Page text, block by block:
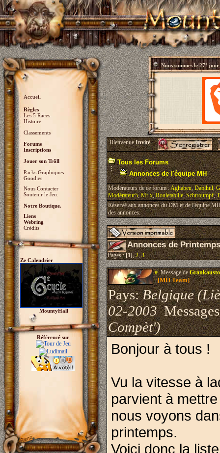
Accueil
Règles
Les 5 Races
Histoire
Classements
Forums
Inscriptions
Jouer son Trõll
Packs Graphiques
Goodies
Nous Contacter
Soutenir le Jeu.
Notre Boutique.
Liens
Webring
Crédits
Ze Calendrier
MountyHall
Référencé sur
Nous sommes le27° jour
BienvenueInvité
Tous les Forums
Annonces de l'équipe MH
Modérateurs de ce forum :Aghabeu,Dabihul,
Modérateur5,Mr x,Rouletabille,Schtroumpf,
Réservé aux annonces du DM et de l'équipe
des annonces.
Annonces de
Pages :[1],2,3
#.Message deGrankausto
[MH Team]
Pays:Belgique
02-2003
Compèt')
Bonjour à tous !
Vu la vitesse à
parvient à
nous voyons
printemps.
Voici donc la